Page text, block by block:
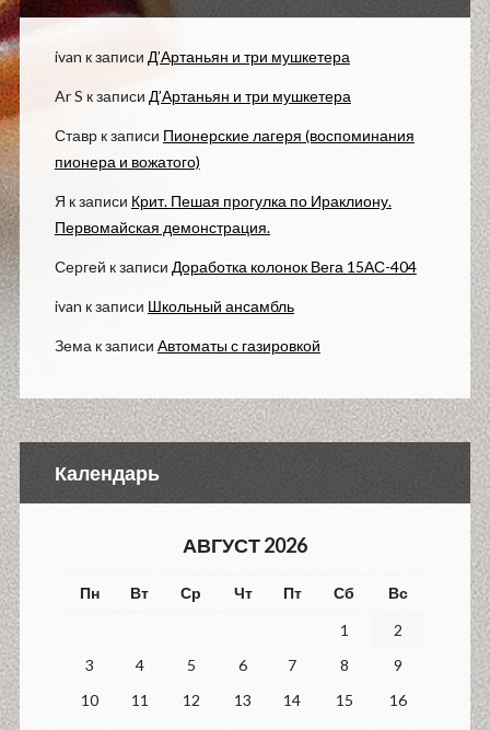
ivan к записи Д’Артаньян и три мушкетера
Ar S к записи Д’Артаньян и три мушкетера
Ставрк записи Пионерские лагеря (воспоминания
пионера и вожатого)
Я к записи Крит. Пешая прогулка по Ираклиону.
Первомайская демонстрация.
Сергей к записи Доработка колонок Вега 15АС-404
ivan к записи Школьный ансамбль
Зема к записи Автоматы с газировкой
Календарь
АВГУСТ 2026
Пн Вт Ср Чт Пт Сб
Вс
1
2
3
4 5 6 7 8
9
10
11 12 13 14 15
16